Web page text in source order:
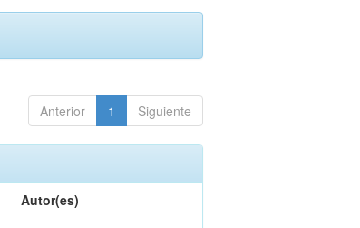
Anterior 1 Siguiente
Autor(es)